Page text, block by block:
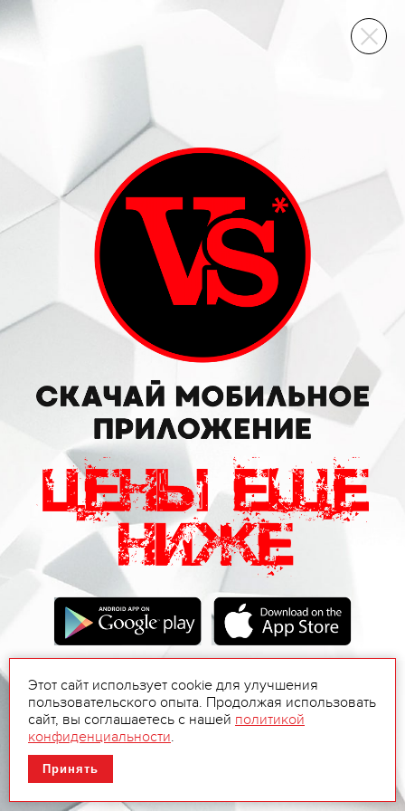
ВИННЫЙ СКЛАД
Этот сайт использует cookie для улучшения
пользовательского опыта. Продолжая использовать
сайт, вы соглашаетесь с нашей политикой
конфиденциальности.
Принять